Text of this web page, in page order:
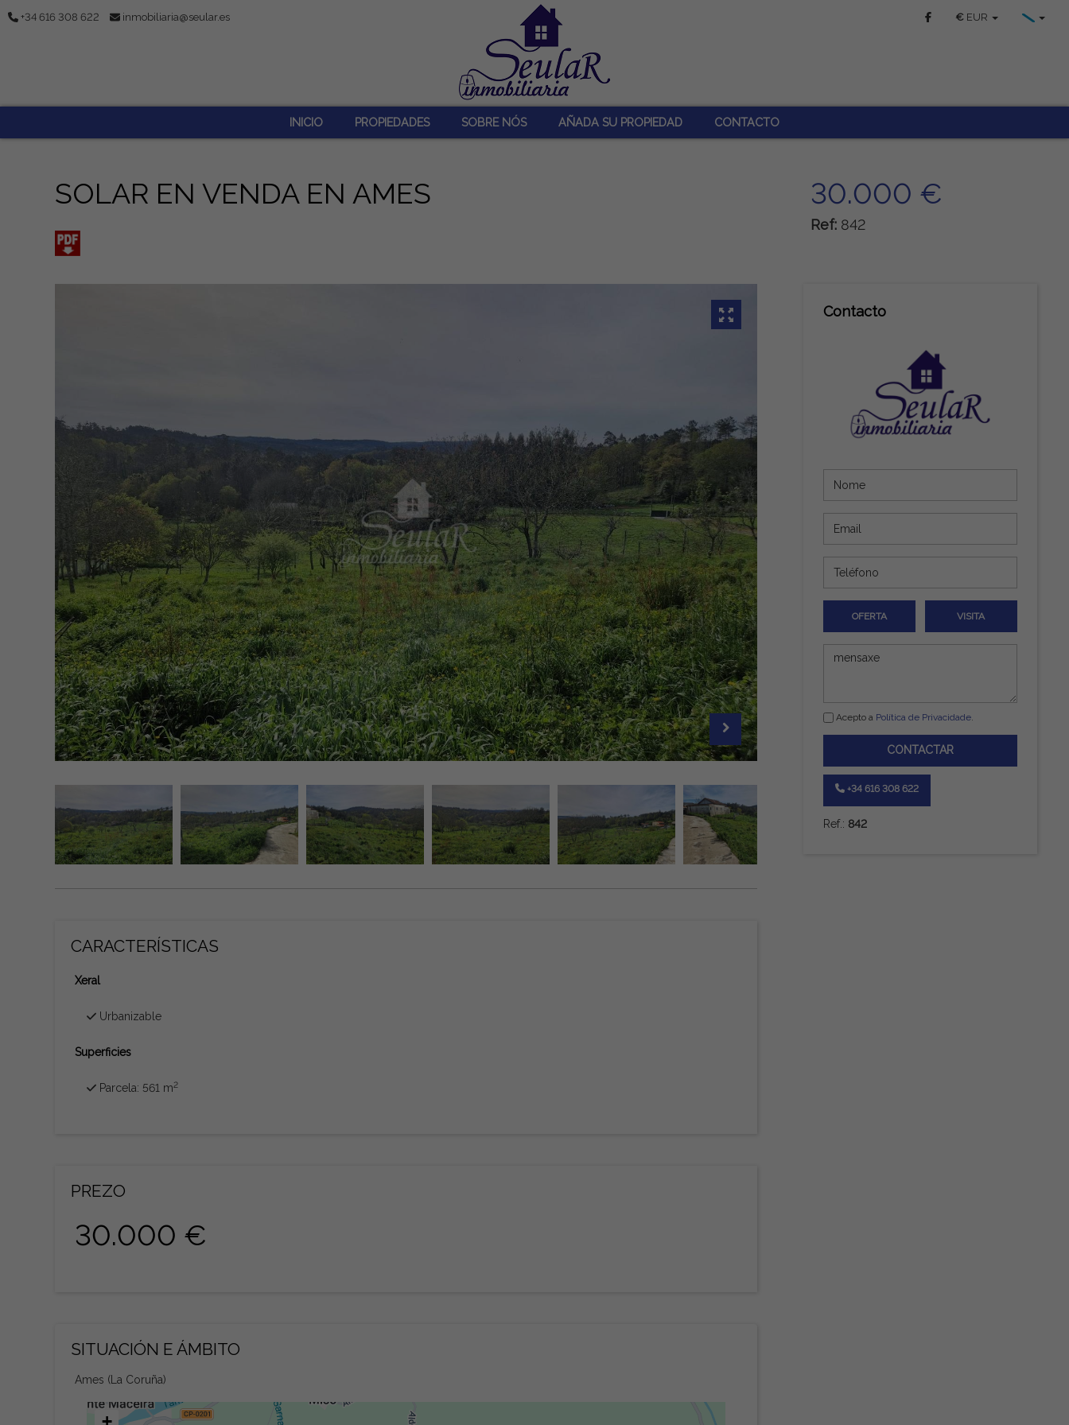
+34 616 308 622 inmobiliaria@seular.es € EUR
INICIO PROPIEDADES SOBRE NÓS AÑADA SU PROPIEDAD CONTACTO
SOLAR EN VENDA EN AMES 30.000 €
Ref: 842
CARACTERÍSTICAS
Xeral
Urbanizable
Superficies
Parcela: 561 m2
PREZO
30.000 €
SITUACIÓN E ÁMBITO
Ames (La Coruña)
Contacto
OFERTA VISITA
Acepto a Política de Privacidade
CONTACTAR
+34 616 308 622
Ref.: 842